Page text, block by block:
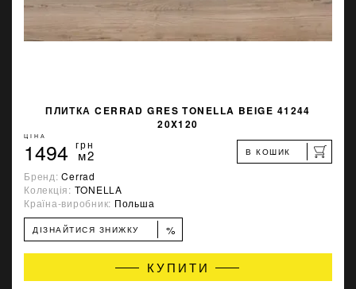
ПЛИТКА CERRAD GRES TONELLA BEIGE 41244
20X120
ЦІНА
1494 грн
м2 В КОШИК
Бренд:Cerrad
Колекція: TONELLA
Країна-виробник: Польша
ДІЗНАЙТИСЯ ЗНИЖКУ %
КУПИТИ